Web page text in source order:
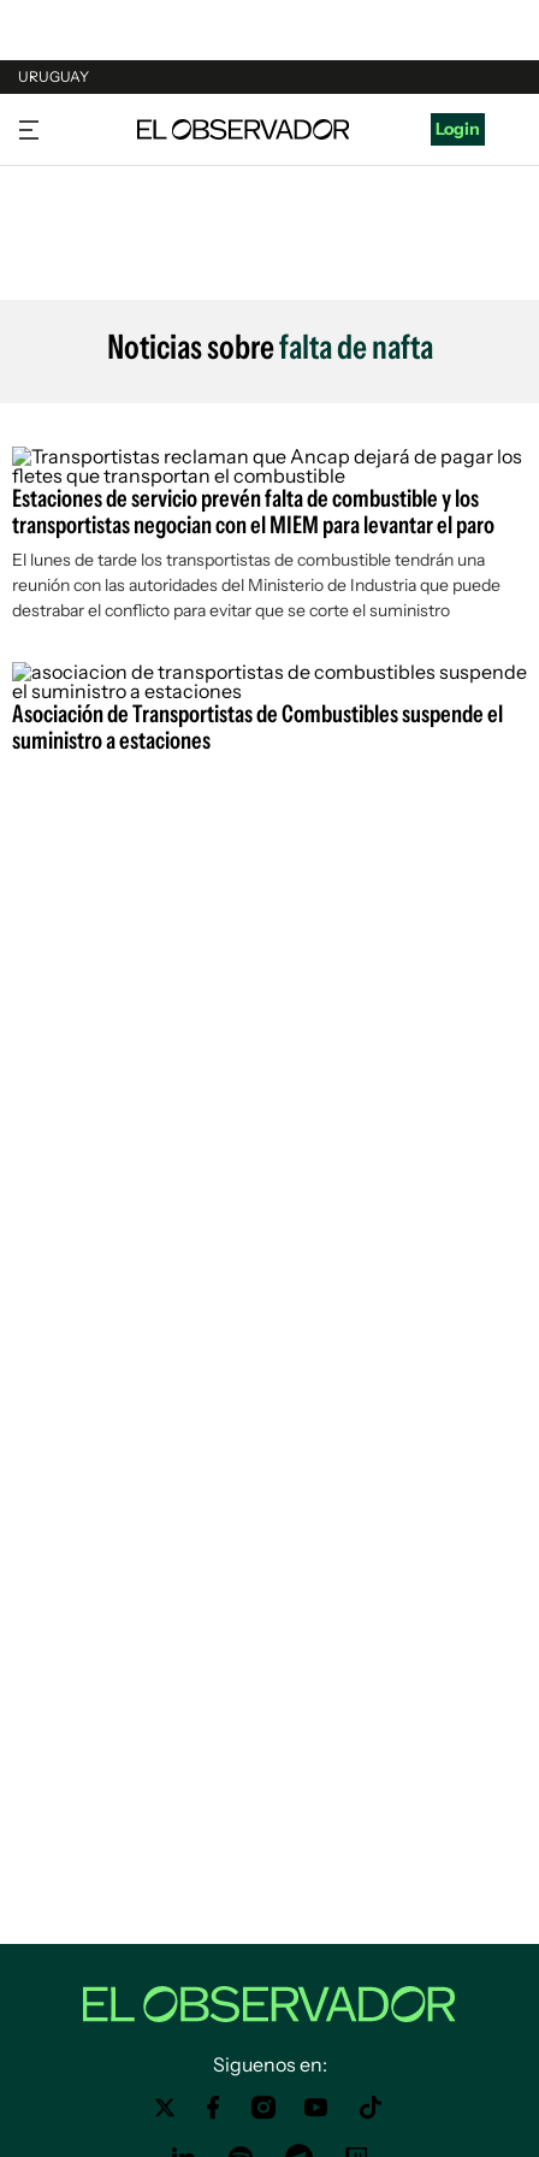
URUGUAY
URUGUAY
ARGENTINA
Login
Noticias sobrefalta de nafta
Estaciones de servicio prevén falta de combustible y los
transportistas negocian con el MIEM para levantar el paro
El lunes de tarde los transportistas de combustible tendrán una
reunión con las autoridades del Ministerio de Industria que puede
destrabar el conflicto para evitar que se corte el suministro
Asociación de Transportistas de Combustibles suspende el
suministro a estaciones
Siguenos en: